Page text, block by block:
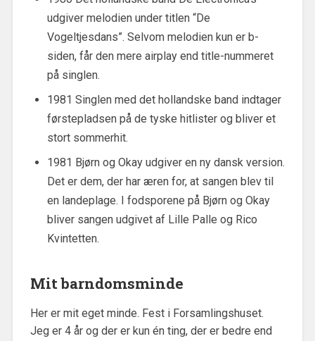
udgiver melodien under titlen “De
Vogeltjesdans”. Selvom melodien kun er b-
siden, får den mere airplay end title-nummeret
på singlen.
1981 Singlen med det hollandske band indtager
førstepladsen på de tyske hitlister og bliver et
stort sommerhit.
1981 Bjørn og Okay udgiver en ny dansk version.
Det er dem, der har æren for, at sangen blev til
en landeplage. I fodsporene på Bjørn og Okay
bliver sangen udgivet af Lille Palle og Rico
Kvintetten.
Mit barndomsminde
Her er mit eget minde. Fest i Forsamlingshuset.
Jeg er 4 år og der er kun én ting, der er bedre end